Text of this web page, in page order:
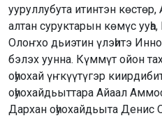
ууруллубута итинтэн
алтан суруктарын көмүс
Олоҥхо дьиэтин үлэһитэ
бэлэх уунна. Күммүт ойон
оһуохай үҥкүүтүгэр
оһуохайдьыттара Айаал
Дархан оһуохайдьыта Денис